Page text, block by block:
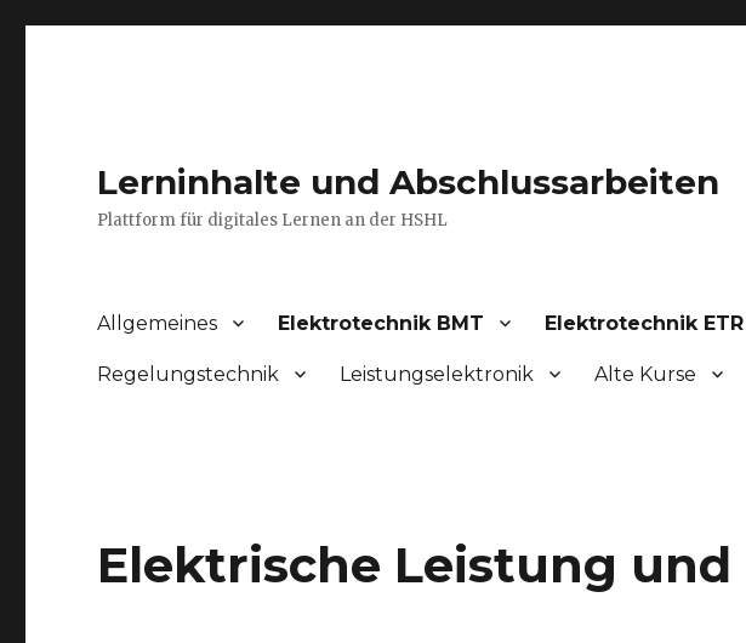
Lerninhalte und Abschlussarbeiten
Plattform für digitales Lernen an der HSHL
Allgemeines Elektrotechnik BMT Elektrotechnik ETR
Regelungstechnik Leistungselektronik Alte Kurse
Elektrische Leistung und